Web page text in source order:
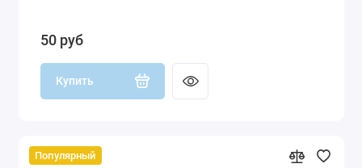
50 руб
Купить
Популярный